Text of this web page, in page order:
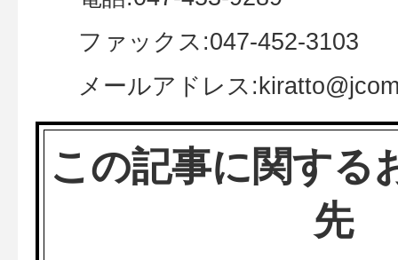
ファックス:047-452-3103
メールアドレス
この記事に関する
先